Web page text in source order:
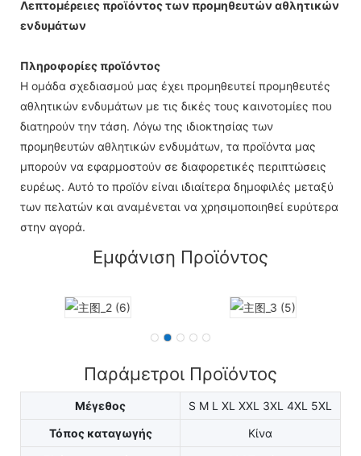
Λεπτομέρειες προϊόντος των προμηθευτών αθλητικών
ενδυμάτων
Πληροφορίες προϊόντος
Η ομάδα σχεδιασμού μας έχει προμηθευτεί προμηθευτές
αθλητικών ενδυμάτων με τις δικές τους καινοτομίες που
διατηρούν την τάση. Λόγω της ιδιοκτησίας των
προμηθευτών αθλητικών ενδυμάτων, τα προϊόντα μας
μπορούν να εφαρμοστούν σε διαφορετικές περιπτώσεις
ευρέως. Αυτό το προϊόν είναι ιδιαίτερα δημοφιλές μεταξύ
των πελατών και αναμένεται να χρησιμοποιηθεί ευρύτερα
στην αγορά.
Εμφάνιση Προϊόντος
Παράμετροι Προϊόντος
Μέγεθος
S M L XL XXL 3XL 4XL 5XL
Τόπος καταγωγής
Κίνα